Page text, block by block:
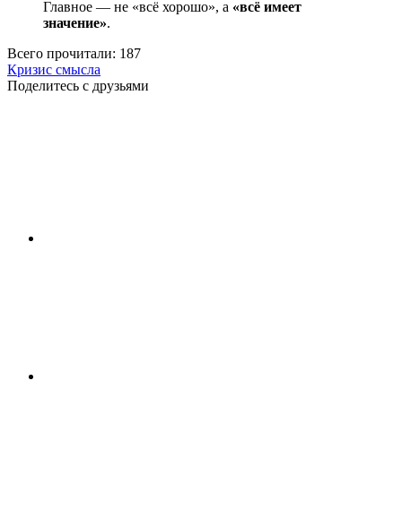
Главное — не «всё хорошо», а «всё имеет
значение».
Всего прочитали: 187
Кризис смысла
Поделитесь с друзьями